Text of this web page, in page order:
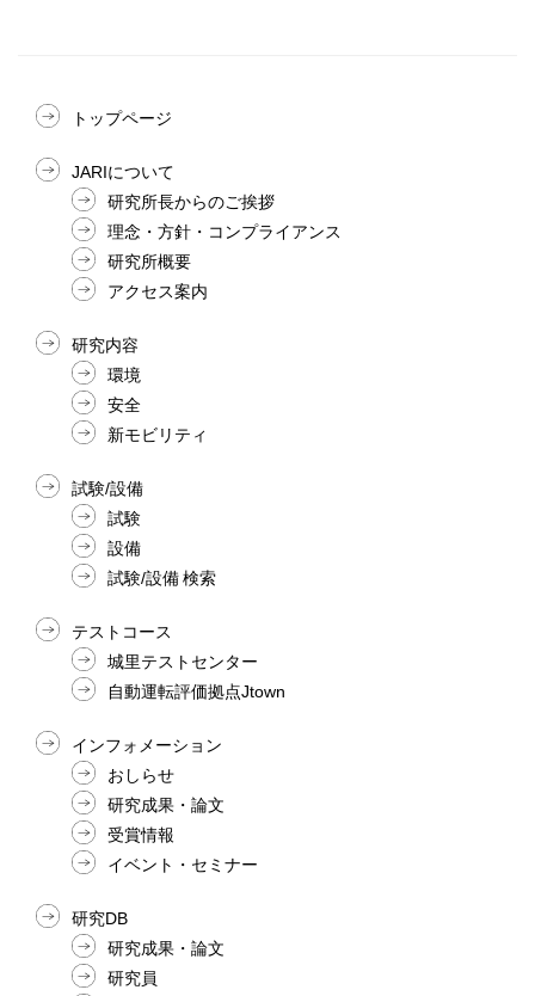
トップページ
JARIについて
研究所長からのご挨拶
理念・方針・コンプライアンス
研究所概要
アクセス案内
研究内容
環境
安全
新モビリティ
試験/設備
試験
設備
試験/設備 検索
テストコース
城里テストセンター
自動運転評価拠点Jtown
インフォメーション
おしらせ
研究成果・論文
受賞情報
イベント・セミナー
研究DB
研究成果・論文
研究員